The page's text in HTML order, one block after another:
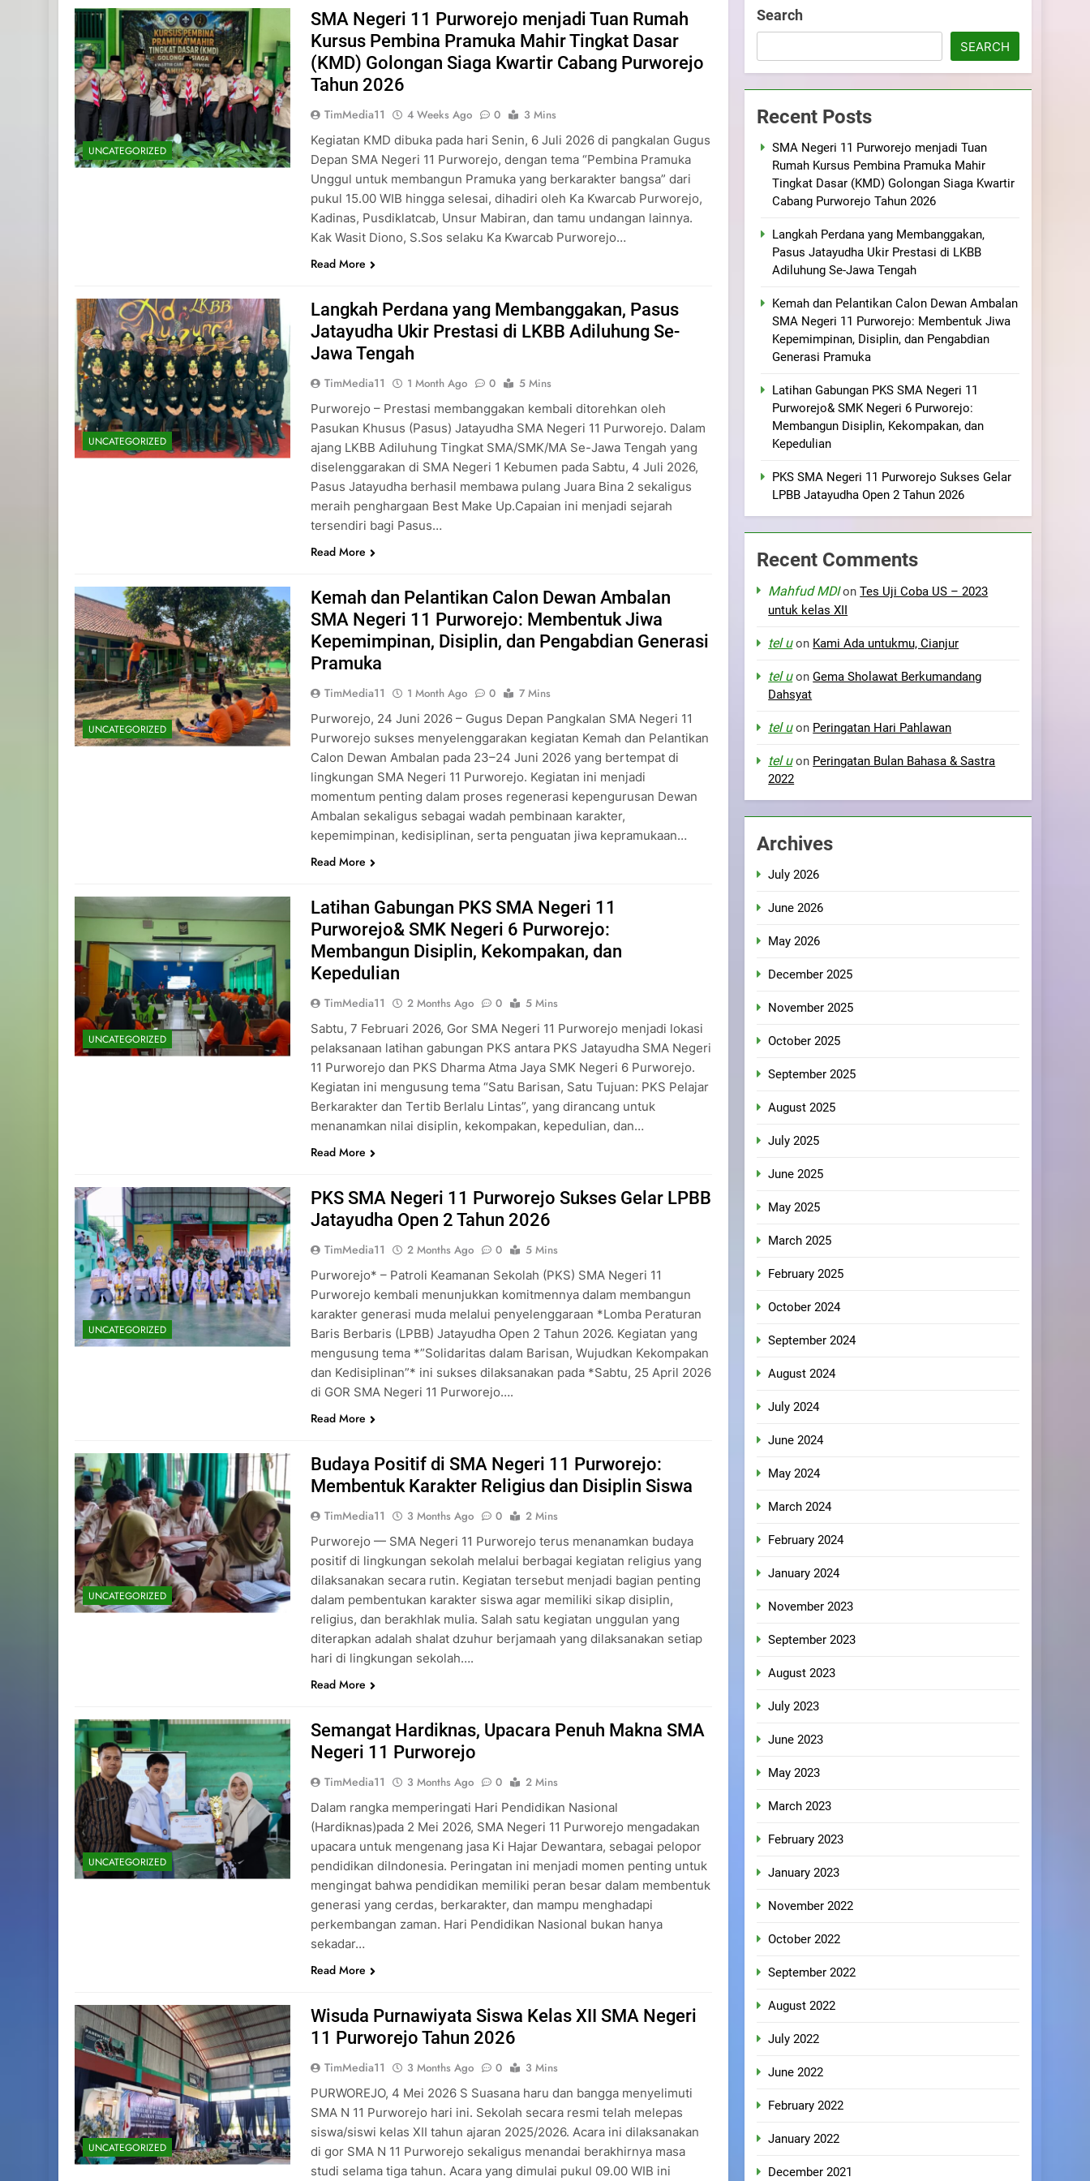
Pengabdian Generasi Pramuka
UNCATEGORIZED
SMA Negeri 11 Purworejo menjadi Tuan Rumah
Kursus Pembina Pramuka Mahir Tingkat Dasar
(KMD) Golongan Siaga Kwartir Cabang Purworejo
Tahun 2026
TimMedia11 4 Weeks Ago 0
3 Mins
Kegiatan KMD dibuka pada hari Senin, 6 Juli 2026 di pangkalan Gugus
Depan SMA Negeri 11 Purworejo, dengan tema “Pembina Pramuka
Unggul untuk membangun Pramuka yang berkarakter bangsa” dari
pukul 15.00 WIB hingga selesai, dihadiri oleh Ka Kwarcab Purworejo,
Kadinas, Pusdiklatcab, Unsur Mabiran, dan tamu undangan lainnya.
Kak Wasit Diono, S.Sos selaku Ka Kwarcab Purworejo…
Read More
UNCATEGORIZED
Langkah Perdana yang Membanggakan, Pasus
Jatayudha Ukir Prestasi di LKBB Adiluhung Se-
Jawa Tengah
TimMedia11 1 Month Ago 0
5 Mins
Purworejo – Prestasi membanggakan kembali ditorehkan oleh
Pasukan Khusus (Pasus) Jatayudha SMA Negeri 11 Purworejo. Dalam
ajang LKBB Adiluhung Tingkat SMA/SMK/MA Se-Jawa Tengah yang
diselenggarakan di SMA Negeri 1 Kebumen pada Sabtu, 4 Juli 2026,
Pasus Jatayudha berhasil membawa pulang Juara Bina 2 sekaligus
meraih penghargaan Best Make Up.Capaian ini menjadi sejarah
tersendiri bagi Pasus…
Read More
UNCATEGORIZED
Kemah dan Pelantikan Calon Dewan Ambalan
SMA Negeri 11 Purworejo: Membentuk Jiwa
Kepemimpinan, Disiplin, dan Pengabdian Generasi
Pramuka
TimMedia11 1 Month Ago 0
7 Mins
Purworejo, 24 Juni 2026 – Gugus Depan Pangkalan SMA Negeri 11
Purworejo sukses menyelenggarakan kegiatan Kemah dan Pelantikan
Calon Dewan Ambalan pada 23–24 Juni 2026 yang bertempat di
lingkungan SMA Negeri 11 Purworejo. Kegiatan ini menjadi
momentum penting dalam proses regenerasi kepengurusan Dewan
Ambalan sekaligus sebagai wadah pembinaan karakter,
kepemimpinan, kedisiplinan, serta penguatan jiwa kepramukaan…
Read More
UNCATEGORIZED
Latihan Gabungan PKS SMA Negeri 11
Purworejo& SMK Negeri 6 Purworejo:
Membangun Disiplin, Kekompakan, dan
Kepedulian
TimMedia11 2 Months Ago 0
5 Mins
Sabtu, 7 Februari 2026, Gor SMA Negeri 11 Purworejo menjadi lokasi
pelaksanaan latihan gabungan PKS antara PKS Jatayudha SMA Negeri
11 Purworejo dan PKS Dharma Atma Jaya SMK Negeri 6 Purworejo.
Kegiatan ini mengusung tema “Satu Barisan, Satu Tujuan: PKS Pelajar
Berkarakter dan Tertib Berlalu Lintas”, yang dirancang untuk
menanamkan nilai disiplin, kekompakan, kepedulian, dan…
Read More
UNCATEGORIZED
PKS SMA Negeri 11 Purworejo Sukses Gelar LPBB
Jatayudha Open 2 Tahun 2026
TimMedia11 2 Months Ago 0
5 Mins
Purworejo* – Patroli Keamanan Sekolah (PKS) SMA Negeri 11
Purworejo kembali menunjukkan komitmennya dalam membangun
karakter generasi muda melalui penyelenggaraan *Lomba Peraturan
Baris Berbaris (LPBB) Jatayudha Open 2 Tahun 2026. Kegiatan yang
mengusung tema *”Solidaritas dalam Barisan, Wujudkan Kekompakan
dan Kedisiplinan”* ini sukses dilaksanakan pada *Sabtu, 25 April 2026
di GOR SMA Negeri 11 Purworejo….
Read More
UNCATEGORIZED
Budaya Positif di SMA Negeri 11 Purworejo:
Membentuk Karakter Religius dan Disiplin Siswa
TimMedia11 3 Months Ago 0
2 Mins
Purworejo — SMA Negeri 11 Purworejo terus menanamkan budaya
positif di lingkungan sekolah melalui berbagai kegiatan religius yang
dilaksanakan secara rutin. Kegiatan tersebut menjadi bagian penting
dalam pembentukan karakter siswa agar memiliki sikap disiplin,
religius, dan berakhlak mulia. Salah satu kegiatan unggulan yang
diterapkan adalah shalat dzuhur berjamaah yang dilaksanakan setiap
hari di lingkungan sekolah….
Read More
UNCATEGORIZED
Semangat Hardiknas, Upacara Penuh Makna SMA
Negeri 11 Purworejo
TimMedia11 3 Months Ago 0
2 Mins
Dalam rangka memperingati Hari Pendidikan Nasional
(Hardiknas)pada 2 Mei 2026, SMA Negeri 11 Purworejo mengadakan
upacara untuk mengenang jasa Ki Hajar Dewantara, sebagai pelopor
pendidikan diIndonesia. Peringatan ini menjadi momen penting untuk
mengingat bahwa pendidikan memiliki peran besar dalam membentuk
generasi yang cerdas, berkarakter, dan mampu menghadapi
perkembangan zaman. Hari Pendidikan Nasional bukan hanya
sekadar…
Read More
UNCATEGORIZED
Wisuda Purnawiyata Siswa Kelas XII SMA Negeri
11 Purworejo Tahun 2026
TimMedia11 3 Months Ago 0
3 Mins
PURWOREJO, 4 Mei 2026 S Suasana haru dan bangga menyelimuti
SMA N 11 Purworejo hari ini. Sekolah secara resmi telah melepas
siswa/siswi kelas XII tahun ajaran 2025/2026. Acara ini dilaksanakan
di gor SMA N 11 Purworejo sekaligus menandai berakhirnya masa
studi selama tiga tahun. Acara yang dimulai pukul 09.00 WIB ini
Search
SEARCH
Recent Posts
SMA Negeri 11 Purworejo menjadi Tuan
Rumah Kursus Pembina Pramuka Mahir
Tingkat Dasar (KMD) Golongan Siaga Kwartir
Cabang Purworejo Tahun 2026
Langkah Perdana yang Membanggakan,
Pasus Jatayudha Ukir Prestasi di LKBB
Adiluhung Se-Jawa Tengah
Kemah dan Pelantikan Calon Dewan Ambalan
SMA Negeri 11 Purworejo: Membentuk Jiwa
Kepemimpinan, Disiplin, dan Pengabdian
Generasi Pramuka
Latihan Gabungan PKS SMA Negeri 11
Purworejo& SMK Negeri 6 Purworejo:
Membangun Disiplin, Kekompakan, dan
Kepedulian
PKS SMA Negeri 11 Purworejo Sukses Gelar
LPBB Jatayudha Open 2 Tahun 2026
Recent Comments
Mahfud MDIonTes Uji Coba US – 2023
untuk kelas XII
tel uon Kami Ada untukmu, Cianjur
tel uonGema Sholawat Berkumandang
Dahsyat
tel uon Peringatan Hari Pahlawan
tel uon Peringatan Bulan Bahasa & Sastra
2022
Archives
July 2026
June 2026
May 2026
December 2025
November 2025
October 2025
September 2025
August 2025
July 2025
June 2025
May 2025
March 2025
February 2025
October 2024
September 2024
August 2024
July 2024
June 2024
May 2024
March 2024
February 2024
January 2024
November 2023
September 2023
August 2023
July 2023
June 2023
May 2023
March 2023
February 2023
January 2023
November 2022
October 2022
September 2022
August 2022
July 2022
June 2022
February 2022
January 2022
December 2021